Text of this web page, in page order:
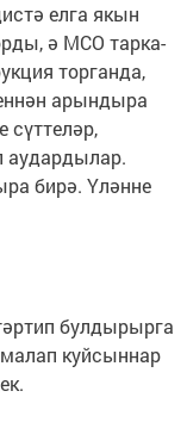
елга якын
ә МСО тарка­
торганда,
арындыра
сүттеләр,
аудардылар.
бирә. Үләнне
булдырырга
куйсын­нар